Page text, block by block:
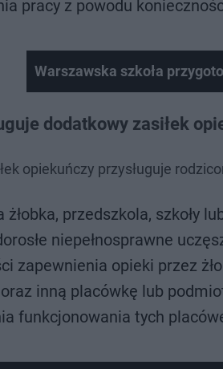
pracy z powodu
Warszawska szkoła
dodatkowy zasiłek
opiekuńczy przysługuje
żłobka, przedszkola, szkoły
niepełnosprawne
zapewnienia opieki przez
inną placówkę lub
funkcjonowania tych